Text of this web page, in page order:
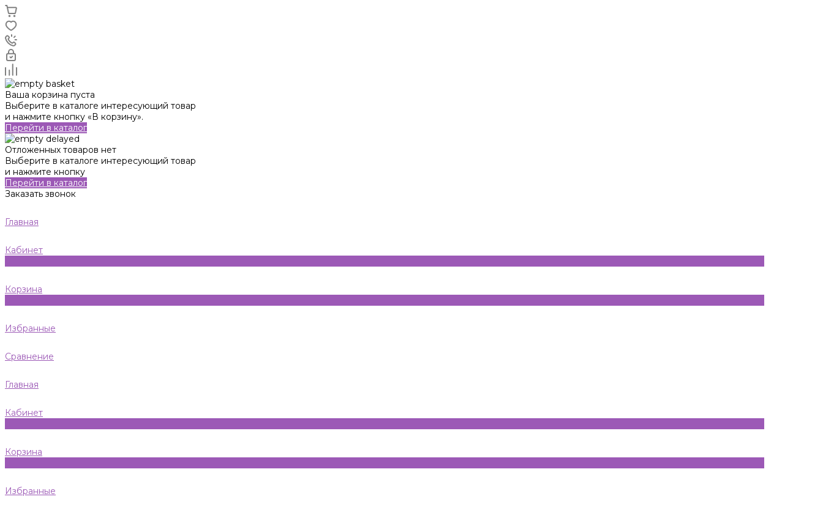
Ваша корзина пуста
Выберите в каталоге интересующий товар
и нажмите кнопку «В корзину».
Перейти в каталог
Отложенных товаров нет
Выберите в каталоге интересующий товар
и нажмите кнопку
Перейти в каталог
Заказать звонок
Главная
Кабинет
Корзина
Избранные
Сравнение
Главная
Кабинет
Корзина
Избранные